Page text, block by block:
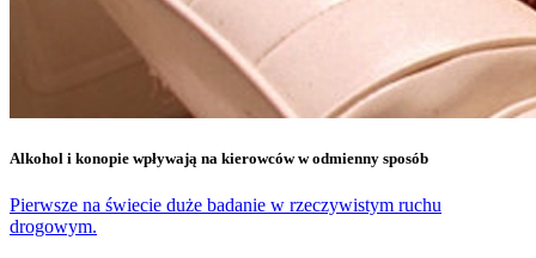
Alkohol i konopie wpływają na kierowców w odmienny sposób
Pierwsze na świecie duże badanie w rzeczywistym ruchu
drogowym.